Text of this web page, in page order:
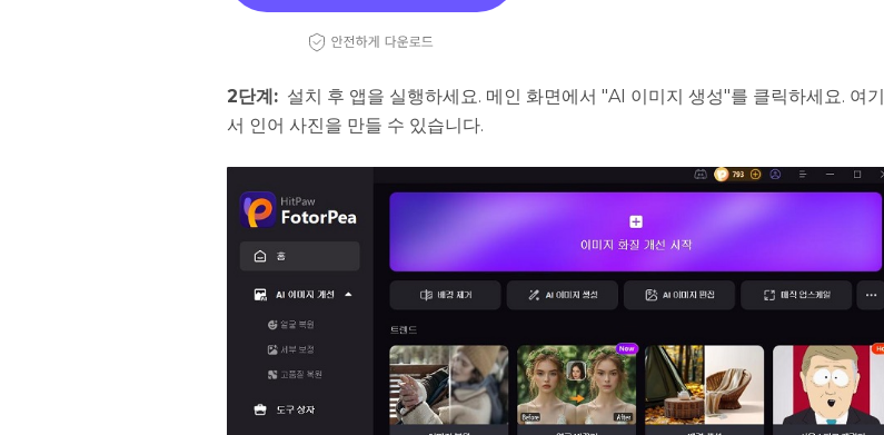
2단계: 설치 후 앱을 실행하세요. 메인 화면에서 "AI 이미지 생성"를 클릭하세요. 여기
서 인어 사진을 만들 수 있습니다.